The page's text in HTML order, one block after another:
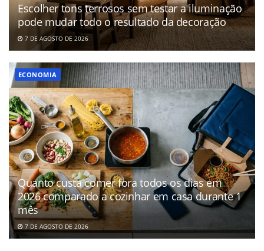
Escolher tons terrosos sem testar a iluminação
pode mudar todo o resultado da decoração
7 DE AGOSTO DE 2026
ECONOMIA
Quanto custa comer fora todos os dias em
2026 comparado a cozinhar em casa durante 1
mês
7 DE AGOSTO DE 2026